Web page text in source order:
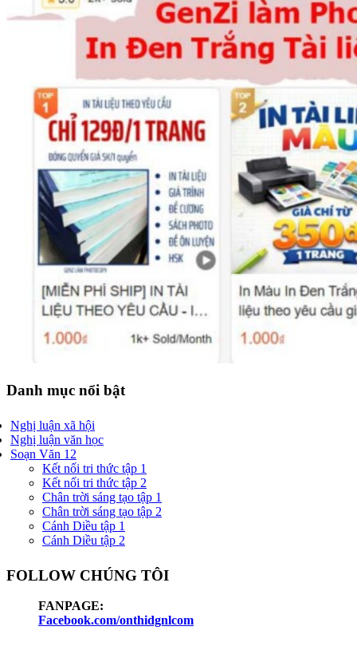
Danh mục nổi bật
Nghị luận xã hội
Nghị luận văn học
Soạn Văn 12
Kết nối tri thức tập 1
Kết nối tri thức tập 2
Chân trời sáng tạo tập 1
Chân trời sáng tạo tập 2
Cánh Diều tập 1
Cánh Diều tập 2
FOLLOW CHÚNG TÔI
FANPAGE:
Facebook.com/onthidgnlcom